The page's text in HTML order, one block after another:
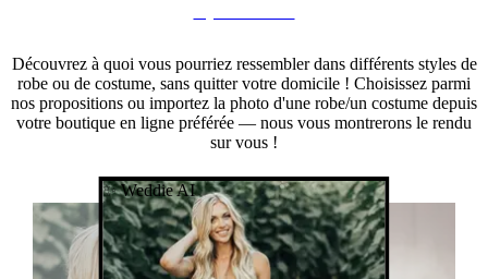
Découvrez à quoi vous pourriez ressembler dans différents styles de
robe ou de costume, sans quitter votre domicile ! Choisissez parmi
nos propositions ou importez la photo d'une robe/un costume depuis
votre boutique en ligne préférée — nous vous montrerons le rendu
sur vous !
✨ Weddie AI